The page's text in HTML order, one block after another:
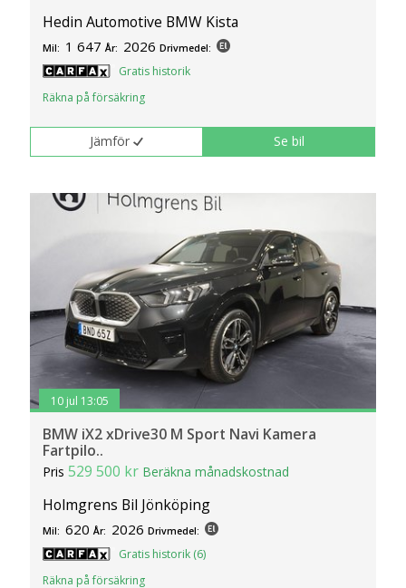
Hedin Automotive BMW Kista
Mil: 1 647 År: 2026 Drivmedel:
Gratis historik
Räkna på försäkring
Jämför Se bil
10 jul 13:05
BMW iX2 xDrive30 M Sport Navi Kamera
Fartpilo..
Pris529 500 kr Beräkna månadskostnad
Holmgrens Bil Jönköping
Mil: 620 År: 2026 Drivmedel:
Gratis historik (6)
Räkna på försäkring